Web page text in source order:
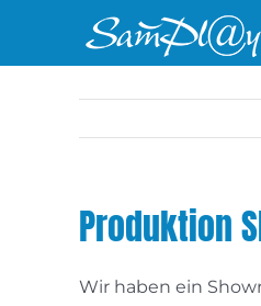
Produktion
Wir haben ein